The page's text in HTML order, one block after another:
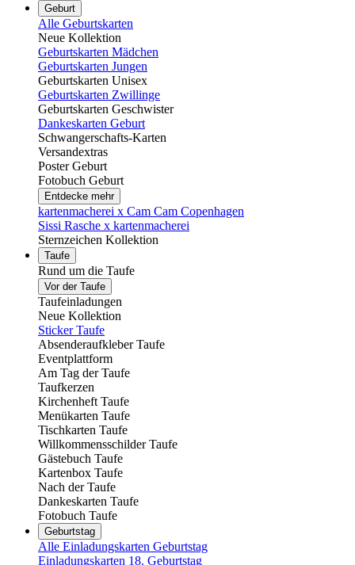
Geburt
Alle Geburtskarten
Neue Kollektion
Geburtskarten Mädchen
Geburtskarten Jungen
Geburtskarten Unisex
Geburtskarten Zwillinge
Geburtskarten Geschwister
Dankeskarten Geburt
Schwangerschafts-Karten
Versandextras
Poster Geburt
Fotobuch Geburt
Entdecke mehr
kartenmacherei x Cam Cam Copenhagen
Sissi Rasche x kartenmacherei
Sternzeichen Kollektion
Taufe
Rund um die Taufe
Vor der Taufe
Taufeinladungen
Neue Kollektion
Sticker Taufe
Absenderaufkleber Taufe
Eventplattform
Am Tag der Taufe
Taufkerzen
Kirchenheft Taufe
Menükarten Taufe
Tischkarten Taufe
Willkommensschilder Taufe
Gästebuch Taufe
Kartenbox Taufe
Nach der Taufe
Dankeskarten Taufe
Fotobuch Taufe
Geburtstag
Alle Einladungskarten Geburtstag
Einladungskarten 18. Geburtstag